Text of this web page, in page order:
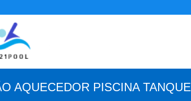
AQUECEDOR PISCINA TANQUE